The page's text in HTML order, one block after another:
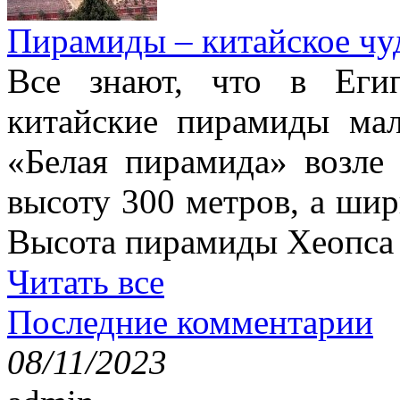
Пирамиды – китайское
Все знают, что в
китайские пирамиды
«Белая пирамида»
высоту 300 метров, а
Высота пирамиды Хеопса
Читать все
Последние комментарии
08/11/2023